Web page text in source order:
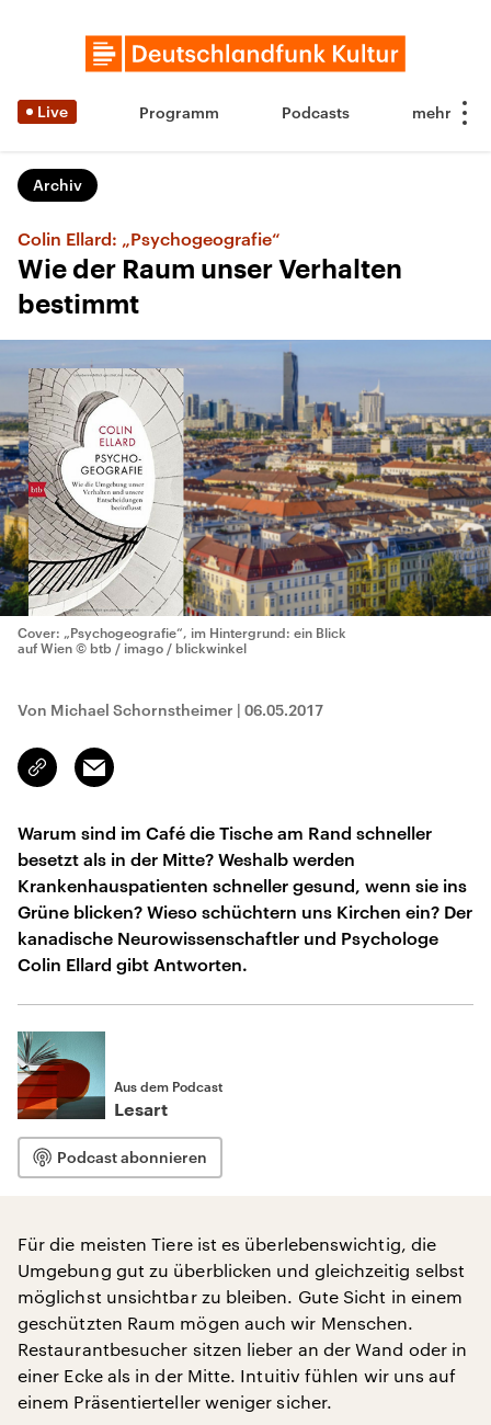
Live Programm Podcasts
Archiv
Colin Ellard: „Psychogeografie“
Wie der Raum unser Verhalten
bestimmt
Cover: „Psychogeografie“, im Hintergrund: ein Blick
auf Wien © btb / imago / blickwinkel
Von Michael Schornstheimer | 06.05.2017
Link
kopieren/teilen
Email
Warum sind im Café die Tische am Rand schneller
besetzt als in der Mitte? Weshalb werden
Krankenhauspatienten schneller gesund, wenn sie ins
Grüne blicken? Wieso schüchtern uns Kirchen ein? Der
kanadische Neurowissenschaftler und Psychologe
Colin Ellard gibt Antworten.
Aus dem Podcast
Lesart
Podcast abonnieren
Für die meisten Tiere ist es überlebenswichtig, die
Umgebung gut zu überblicken und gleichzeitig selbst
möglichst unsichtbar zu bleiben. Gute Sicht in einem
geschützten Raum mögen auch wir Menschen.
Restaurantbesucher sitzen lieber an der Wand oder in
einer Ecke als in der Mitte. Intuitiv fühlen wir uns auf
einem Präsentierteller weniger sicher.